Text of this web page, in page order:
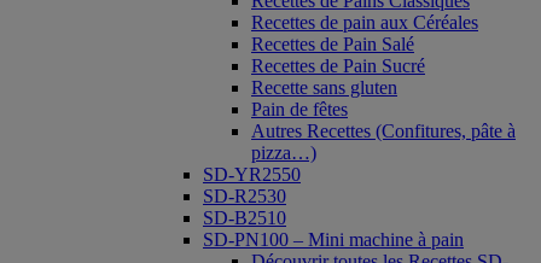
Recettes de pain aux Céréales
Recettes de Pain Salé
Recettes de Pain Sucré
Recette sans gluten
Pain de fêtes
Autres Recettes (Confitures, pâte à
pizza…)
SD-YR2550
SD-R2530
SD-B2510
SD-PN100 – Mini machine à pain